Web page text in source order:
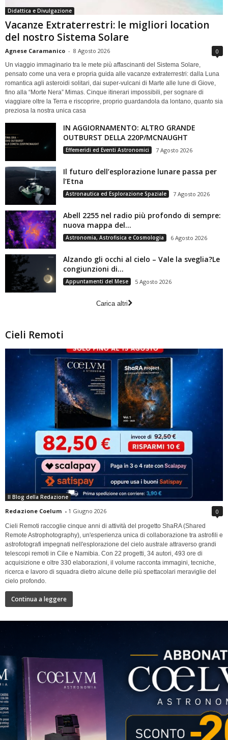
Didattica e Divulgazione
Vacanze Extraterrestri: le migliori location
del nostro Sistema Solare
Agnese Caramanico - 8 Agosto 2026 0
Un viaggio immaginario tra le mete più affascinanti del Sistema Solare,
pensato come una vera e propria guida alle vacanze extraterrestri: dalla Luna
romantica agli asteroidi solitari, dai super-vulcani di Marte alle lune di Giove,
fino alla “Morte Nera” Mimas. Cinque itinerari impossibili, per sognare di
viaggiare oltre la Terra e riscoprire, proprio guardandola da lontano, quanto sia
preziosa la nostra unica casa
IN AGGIORNAMENTO: ALTRO GRANDE
OUTBURST DELLA 220P/MCNAUGHT
Effemeridi ed Eventi Astronomici 7 Agosto 2026
Il futuro dell’esplorazione lunare passa per
l’Etna
Astronautica ed Esplorazione Spaziale 7 Agosto 2026
Abell 2255 nel radio più profondo di sempre:
nuova mappa del...
Astronomia, Astrofisica e Cosmologia 6 Agosto 2026
Alzando gli occhi al cielo – Vale la sveglia?Le
congiunzioni di...
Appuntamenti del Mese 5 Agosto 2026
Carica altri
Cieli Remoti
Il Blog della Redazione
Redazione Coelum - 1 Giugno 2026 0
Cieli Remoti raccoglie cinque anni di attività del progetto ShaRA (Shared
Remote Astrophotography), un'esperienza unica di collaborazione tra astrofili e
astrofotografi impegnati nell'esplorazione del cielo australe attraverso grandi
telescopi remoti in Cile e Namibia. Con 22 progetti, 34 autori, 493 ore di
acquisizione e oltre 330 elaborazioni, il volume racconta immagini, tecniche,
ricerca e lavoro di squadra dietro alcune delle più spettacolari meraviglie del
cielo profondo.
Continua a leggere